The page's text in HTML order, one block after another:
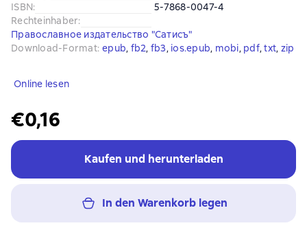
ISBN:
5-7868-0047-4
Rechteinhaber:
Православное издательство "Сатисъ"
Download-Format: epub, fb2, fb3, ios.epub, mobi, pdf, txt, zip
Online lesen
€0,16
Kaufen und herunterladen
In den Warenkorb legen